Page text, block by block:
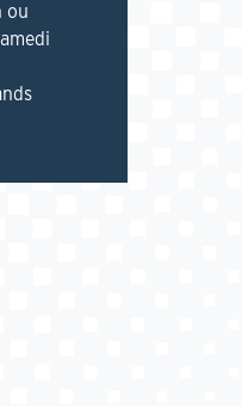
ou